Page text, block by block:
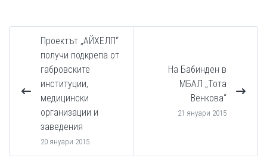
Проектът „АЙХЕЛП“
получи подкрепа от
габровските
институции,
медицински
организации и
заведения
20 януари 2015
На Бабинден в
МБАЛ „Тота
Венкова“
21 януари 2015